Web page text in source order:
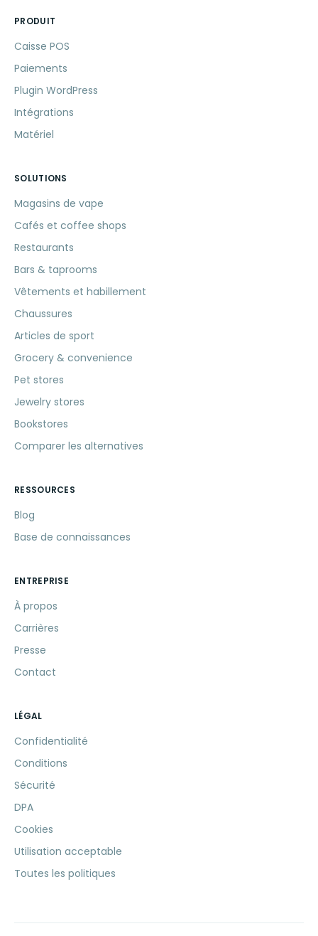
PRODUIT
Caisse POS
Paiements
Plugin WordPress
Intégrations
Matériel
SOLUTIONS
Magasins de vape
Cafés et coffee shops
Restaurants
Bars & taprooms
Vêtements et habillement
Chaussures
Articles de sport
Grocery & convenience
Pet stores
Jewelry stores
Bookstores
Comparer les alternatives
RESSOURCES
Blog
Base de connaissances
ENTREPRISE
À propos
Carrières
Presse
Contact
LÉGAL
Confidentialité
Conditions
Sécurité
DPA
Cookies
Utilisation acceptable
Toutes les politiques